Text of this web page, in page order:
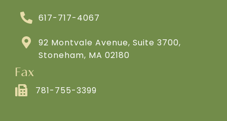
617-717-4067
92 Montvale Avenue, Suite 3700,
Stoneham, MA 02180
Fax
781-755-3399